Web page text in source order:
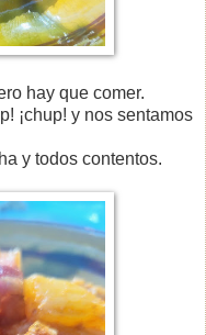
hay que comer.
¡chup! y nos sentamos
y todos contentos.